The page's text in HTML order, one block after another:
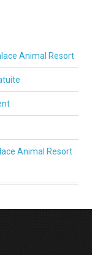
Animal Resort
Animal Resort